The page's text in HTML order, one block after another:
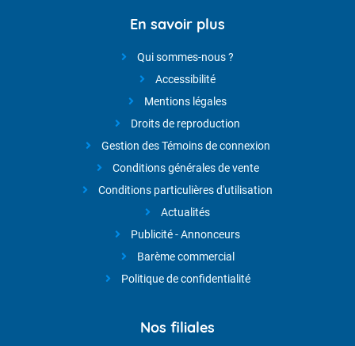
En savoir plus
Qui sommes-nous ?
Accessibilité
Mentions légales
Droits de reproduction
Gestion des Témoins de connexion
Conditions générales de vente
Conditions particulières d'utilisation
Actualités
Publicité - Annonceurs
Barème commercial
Politique de confidentialité
Nos filiales